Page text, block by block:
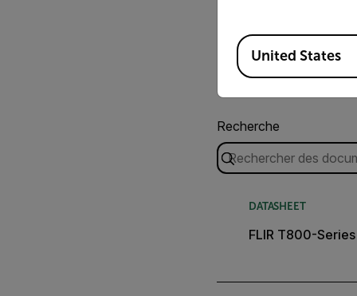
Recherche
DATASHEET
FLIR T800-
Available Locations
United States